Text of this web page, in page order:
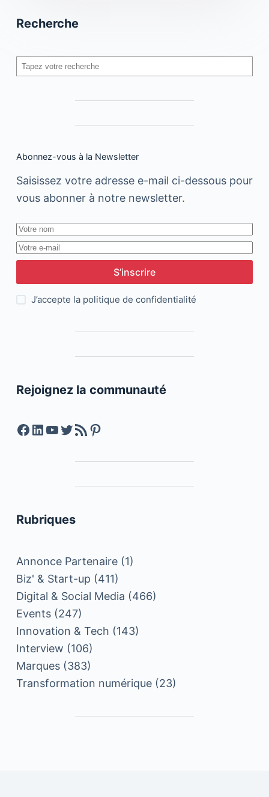
Recherche
Rechercher
Abonnez-vous à la Newsletter
Saisissez votre adresse e-mail ci-dessous pour
vous abonner à notre newsletter.
S’inscrire
J’accepte la politique de confidentialité
Rejoignez la communauté
Facebook
LinkedIn
YouTube
Twitter
Feed RSSPinterest
Rubriques
Annonce Partenaire(1)
Biz' & Start-up (411)
Digital & Social Media (466)
Events(247)
Innovation & Tech (143)
Interview (106)
Marques(383)
Transformation numérique(23)